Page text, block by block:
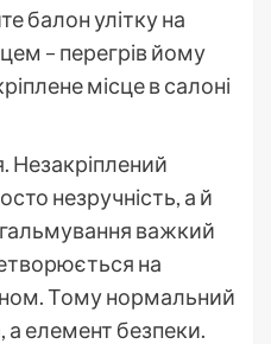
балон улітку на
– перегрів йому
місце в салоні
Незакріплений
незручність, а й
гальмування важкий
на
Тому нормальний
а елемент безпеки.